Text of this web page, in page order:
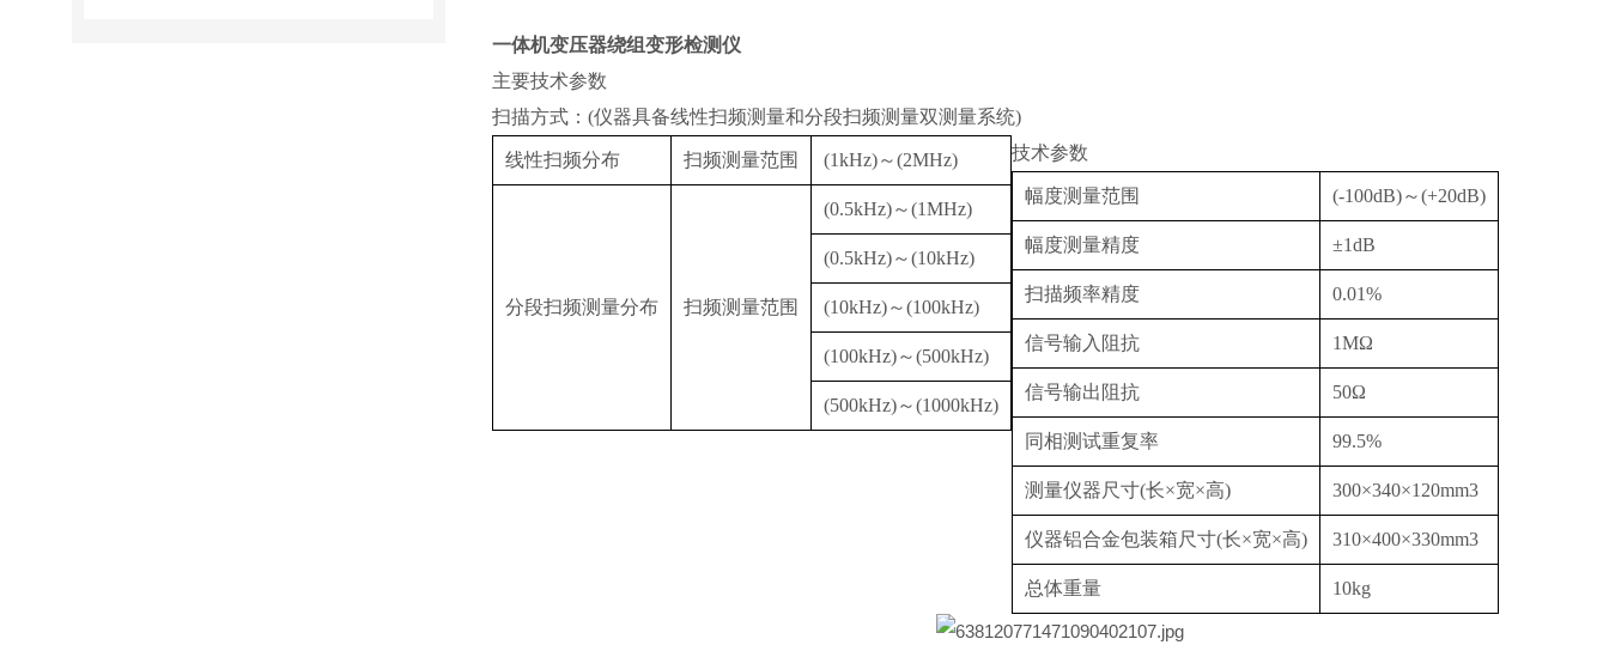
一体机变压器绕组变形检测仪
主要技术参数
扫描方式：(仪器具备线性扫频测量和分段扫频测量双测量系统)
线性扫频分布 扫频测量范围 (1kHz)～(2MHz)
分段扫频测量分布 扫频测量范围
(0.5kHz)～(1MHz)
(0.5kHz)～(10kHz)
(10kHz)～(100kHz)
(100kHz)～(500kHz)
(500kHz)～(1000kHz)
技术参数
幅度测量范围 (-100dB)～(+20dB)
幅度测量精度 ±1dB
扫描频率精度 0.01%
信号输入阻抗 1MΩ
信号输出阻抗 50Ω
同相测试重复率 99.5%
测量仪器尺寸(长×宽×高) 300×340×120mm3
仪器铝合金包装箱尺寸(长×宽×高) 310×400×330mm3
总体重量 10kg